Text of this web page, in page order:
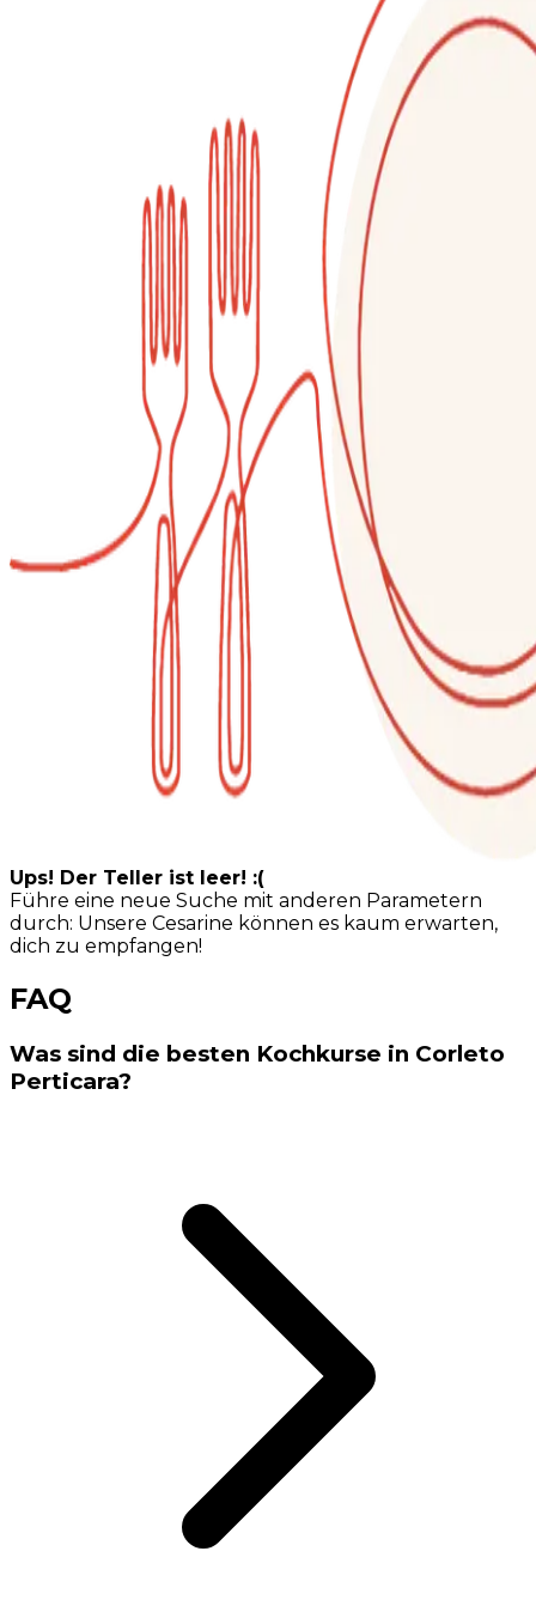
Ups! Der Teller ist leer! :(
Führe eine neue Suche mit anderen Parametern
durch: Unsere Cesarine können es kaum erwarten,
dich zu empfangen!
FAQ
Was sind die besten Kochkurse in Corleto
Perticara?